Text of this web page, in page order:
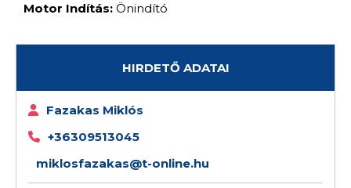
Motor Indítás: Önindító
HIRDETŐ ADATAI
Fazakas Miklós
+36309513045
miklosfazakas@t-online.hu